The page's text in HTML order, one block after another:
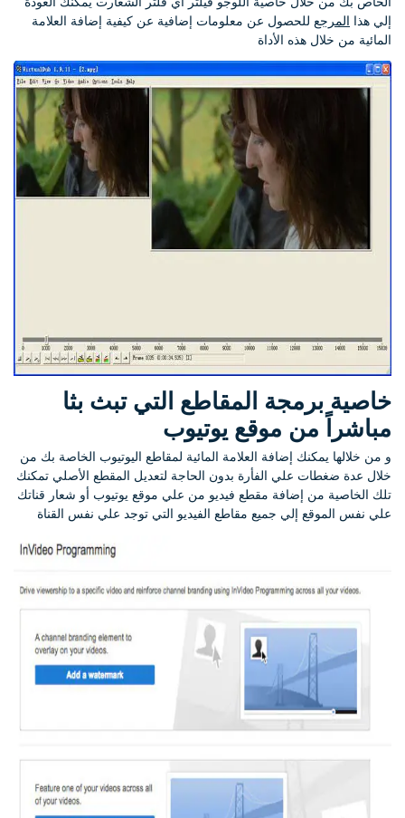
إلي هذا المرجع للحصول عن معلومات إضافية عن كيفية إضافة العلامة
المائية من خلال هذه الأداة
خاصية برمجة المقاطع التي تبث بثا
مباشراً من موقع يوتيوب
و من خلالها يمكنك إضافة العلامة المائية لمقاطع اليوتيوب الخاصة بك من
خلال عدة ضغطات علي الفأرة بدون الحاجة لتعديل المقطع الأصلي تمكنك
تلك الخاصية من إضافة مقطع فيديو من علي موقع يوتيوب أو شعار قناتك
علي نفس الموقع إلي جميع مقاطع الفيديو التي توجد علي نفس القناة